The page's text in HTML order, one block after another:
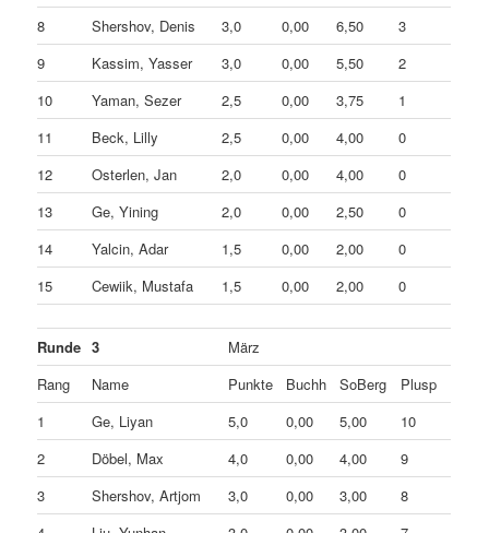
8
Shershov, Denis 3,0 0,00 6,50
3
9
Kassim, Yasser 3,0 0,00 5,50
2
10
Yaman, Sezer 2,5 0,00 3,75
1
11
Beck, Lilly 2,5 0,00 4,00
0
12
Osterlen, Jan 2,0 0,00 4,00
0
13
Ge, Yining 2,0 0,00 2,50
0
14
Yalcin, Adar 1,5 0,00 2,00
0
15
Cewiik, Mustafa 1,5 0,00 2,00 0
Runde 3
März
Rang
Name Punkte Buchh SoBerg
Plusp
1
Ge, Liyan 5,0 0,00 5,00
10
2
Döbel, Max 4,0 0,00 4,00
9
3
Shershov, Artjom 3,0 0,00 3,00
8